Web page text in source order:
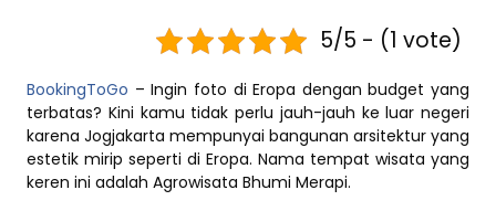
5/5 - (1 vote)
BookingToGo – Ingin foto di Eropa dengan budget yang
terbatas? Kini kamu tidak perlu jauh-jauh ke luar negeri
karena Jogjakarta mempunyai bangunan arsitektur yang
estetik mirip seperti di Eropa. Nama tempat wisata yang
keren ini adalah Agrowisata Bhumi Merapi.